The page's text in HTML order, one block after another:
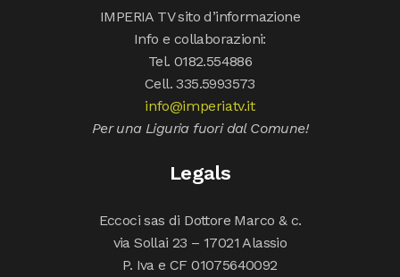
IMPERIA TV sito d’informazione
Info e collaborazioni:
Tel. 0182.554886
Cell. 335.5993573
info@imperiatv.it
Per una Liguria fuori dal Comune!
Legals
Eccoci sas di Dottore Marco & c.
via Sollai 23 – 17021 Alassio
P. Iva e CF 01075640092